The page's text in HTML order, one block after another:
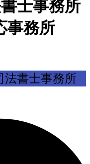
士事務所
事務所
書士事務所